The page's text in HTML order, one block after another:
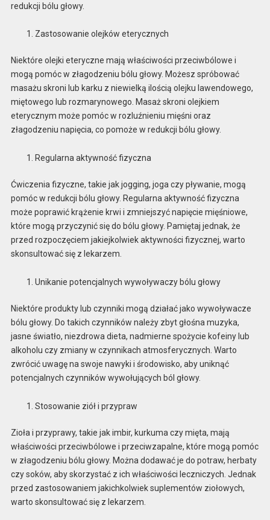
redukcji bólu głowy.
Zastosowanie olejków eterycznych
Niektóre olejki eteryczne mają właściwości przeciwbólowe i
mogą pomóc w złagodzeniu bólu głowy. Możesz spróbować
masażu skroni lub karku z niewielką ilością olejku lawendowego,
miętowego lub rozmarynowego. Masaż skroni olejkiem
eterycznym może pomóc w rozluźnieniu mięśni oraz
złagodzeniu napięcia, co pomoże w redukcji bólu głowy.
Regularna aktywność fizyczna
Ćwiczenia fizyczne, takie jak jogging, joga czy pływanie, mogą
pomóc w redukcji bólu głowy. Regularna aktywność fizyczna
może poprawić krążenie krwi i zmniejszyć napięcie mięśniowe,
które mogą przyczynić się do bólu głowy. Pamiętaj jednak, że
przed rozpoczęciem jakiejkolwiek aktywności fizycznej, warto
skonsultować się z lekarzem.
Unikanie potencjalnych wywoływaczy bólu głowy
Niektóre produkty lub czynniki mogą działać jako wywoływacze
bólu głowy. Do takich czynników należy zbyt głośna muzyka,
jasne światło, niezdrowa dieta, nadmierne spożycie kofeiny lub
alkoholu czy zmiany w czynnikach atmosferycznych. Warto
zwrócić uwagę na swoje nawyki i środowisko, aby uniknąć
potencjalnych czynników wywołujących ból głowy.
Stosowanie ziół i przypraw
Zioła i przyprawy, takie jak imbir, kurkuma czy mięta, mają
właściwości przeciwbólowe i przeciwzapalne, które mogą pomóc
w złagodzeniu bólu głowy. Można dodawać je do potraw, herbaty
czy soków, aby skorzystać z ich właściwości leczniczych. Jednak
przed zastosowaniem jakichkolwiek suplementów ziołowych,
warto skonsultować się z lekarzem.